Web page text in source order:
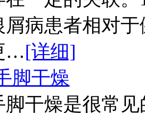
屑病患者相对
…[详细]
脚干燥
脚干燥是很常